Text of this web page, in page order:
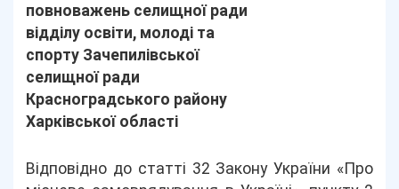
повноважень селищної ради
відділу освіти, молоді та
спорту Зачепилівської
селищної ради
Красноградського району
Харківської області
Відповідно до статті 32 Закону України «Про